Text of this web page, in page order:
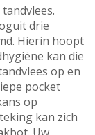
drie
Hierin hoopt
kan die
op en
pocket
op
kan zich